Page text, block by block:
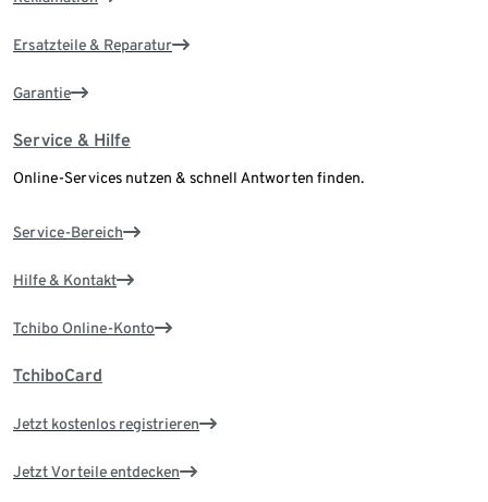
Ersatzteile & Reparatur
Garantie
Service & Hilfe
Online-Services nutzen & schnell Antworten finden.
Service-Bereich
Hilfe & Kontakt
Tchibo Online-Konto
TchiboCard
Jetzt kostenlos registrieren
Jetzt Vorteile entdecken